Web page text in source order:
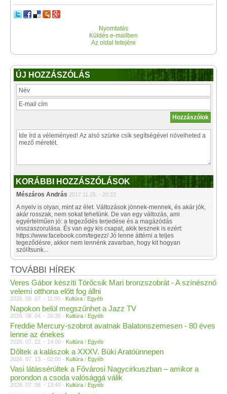
Nyomtatás
Küldés e-mailben
Az oldal tetejére
ÚJ HOZZÁSZÓLÁS
KORÁBBI HOZZÁSZÓLÁSOK
Mészáros András 2017.11.25. - 20:22
A nyelv is olyan, mint az élet. Változások jönnek-mennek, és akár jók,
akár rosszak, nem sokat tehetünk. De van egy változás, ami
egyértelműen jó: a tegeződés terjedése és a magázódás
visszaszorulása. És van egy kis csapat, akik tesznek is ezért:
https://www.facebook.com/tegezz/ Jó lenne áttérni a teljes
tegeződésre, akkor nem lennénk zavarban, hogy kit hogyan
szólítsunk...
TOVÁBBI HÍREK
Veres Gábor készíti Törőcsik Mari bronzszobrát - A színésznő
velemi otthona előtt fog állni
2026. 08. 07. - 11:00 - Kultúra / Egyéb
Napokon belül megszűnhet a Jazz TV
2026. 08. 04. - 20:30 - Kultúra / Egyéb
Freddie Mercury-szobrot avatnak Balatonszemesen - 80 éves
lenne az énekes
2026. 07. 22. - 14:00 - Kultúra / Egyéb
Dőltek a kalászok a XXXV. Büki Aratóünnepen
2026. 07. 13. - 02:00 - Kultúra / Egyéb
Vasi látássérültek a Fővárosi Nagycirkuszban – amikor a
porondon a csoda valósággá válik
2026. 07. 08. - 13:40 - Kultúra / Egyéb